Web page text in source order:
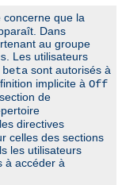
concerne que la
Dans
au groupe
. Les utilisateurs
beta sont autorisés à
implicite à Off
de
directives
celles des sections
les utilisateurs
à accéder à